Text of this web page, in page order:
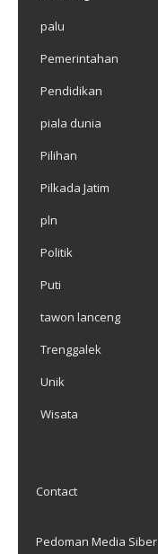
palu
Pemerintahan
Pendidikan
piala dunia
Pilihan
Pilkada Jatim
pln
Politik
Puti
tawon lanceng
Trenggalek
Unik
Wisata
Contact
Pedoman Media Siber